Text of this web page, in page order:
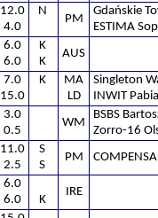
12.0
4.0
N
PM
Gdańskie
ESTIMA
6.0
6.0
K
K
AUS
7.0
15.0
K
MA
LD
Singleton
INWIT
3.0
0.5
WM
BSBS
Zorro-16
11.0
2.5
S
S
PM
6.0
6.0
K
IRE